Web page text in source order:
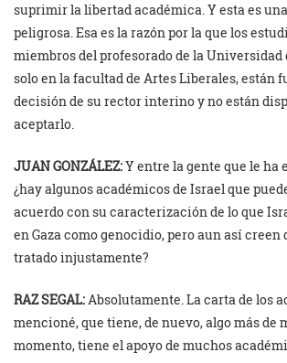
suprimir la libertad académica. Y esta es
peligrosa. Esa es la razón por la que los
miembros del profesorado de la Universidad
solo en la facultad de Artes Liberales, están
decisión de su rector interino y no están
aceptarlo.
JUAN GONZÁLEZ:Y entre la gente que le ha
¿hay algunos académicos de Israel que
acuerdo con su caracterización de lo que
en Gaza como genocidio, pero aun así creen
tratado injustamente?
RAZ SEGAL:Absolutamente. La carta de los
mencioné, que tiene, de nuevo, algo más de
momento, tiene el apoyo de muchos